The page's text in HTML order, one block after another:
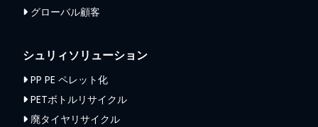
グローバル顧客
シュリィソリューション
PP PE ペレット化
PETボトルリサイクル
廃タイヤリサイクル